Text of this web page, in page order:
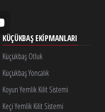
KÜÇÜKBAŞ EKIPMANLARI
Küçükbaş Otluk
Küçükbaş Yoncalık
Koyun Yemlik Kilit Sistemi
Keçi Yemlik Kilit Sistemi